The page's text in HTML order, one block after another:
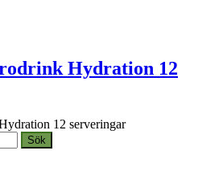
Hydration 12
Sök